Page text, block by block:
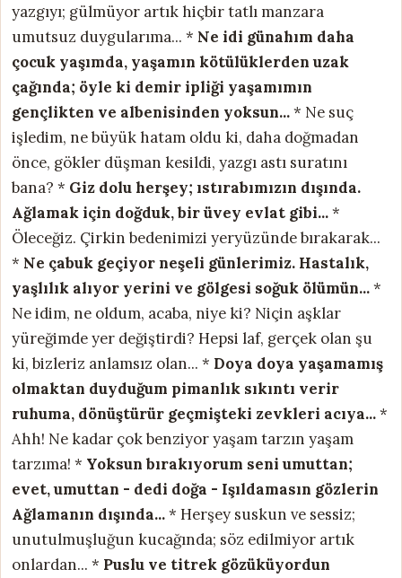
yazgıyı; gülmüyor artık hiçbir tatlı manzara
umutsuz duygularıma... * Ne idi günahım daha
çocuk yaşımda, yaşamın kötülüklerden uzak
çağında; öyle ki demir ipliği yaşamımın
gençlikten ve albenisinden yoksun...* Ne suç
işledim, ne büyük hatam oldu ki, daha doğmadan
önce, gökler düşman kesildi, yazgı astı suratını
bana? * Giz dolu herşey; ıstırabımızın dışında.
Ağlamak için doğduk, bir üvey evlat gibi...*
Öleceğiz. Çirkin bedenimizi yeryüzünde bırakarak...
* Ne çabuk geçiyor neşeli günlerimiz. Hastalık,
yaşlılık alıyor yerini ve gölgesi soğuk ölümün...*
Ne idim, ne oldum, acaba, niye ki? Niçin aşklar
yüreğimde yer değiştirdi? Hepsi laf, gerçek olan şu
ki, bizleriz anlamsız olan... * Doya doya yaşamamış
olmaktan duyduğum pimanlık sıkıntı verir
ruhuma, dönüştürür geçmişteki zevkleri acıya...*
Ahh! Ne kadar çok benziyor yaşam tarzın yaşam
tarzıma! * Yoksun bırakıyorum seni umuttan;
evet,umuttan - dedi doğa - Işıldamasın gözlerin
Ağlamanın dışında...* Herşey suskun ve sessiz;
unutulmuşluğun kucağında; söz edilmiyor artık
onlardan... * Puslu ve titrek gözüküyordun